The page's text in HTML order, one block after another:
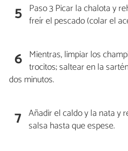
5 Paso 3 Picar la chalota y
freír el pescado (colar el
6 Mientras, limpiar los
trocitos; saltear en la
dos minutos.
7 Añadir el caldo y la nata y
salsa hasta que espese.